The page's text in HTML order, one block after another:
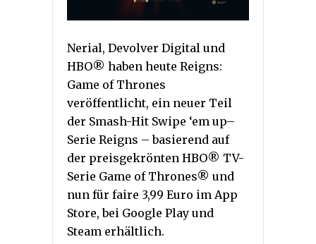
Nerial, Devolver Digital und
HBO® haben heute Reigns:
Game of Thrones
veröffentlicht, ein neuer Teil
der Smash-Hit Swipe ‘em up–
Serie Reigns – basierend auf
der preisgekrönten HBO® TV-
Serie Game of Thrones® und
nun für faire 3,99 Euro im App
Store, bei Google Play und
Steam erhältlich.